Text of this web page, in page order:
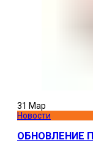
31 Мар
Новости
ОБНОВЛЕНИЕ